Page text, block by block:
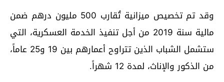
وقد تم تخصيص ميزانية تُقارب 500 مليون درهم ضمن
مالية سنة 2019 من أجل تنفيذ الخدمة العسكرية، التي
ستشمل الشباب الذين تتراوح أعمارهم بين 19 و25 عاماً،
من الذكور والإناث، لمدة 12 شهراً.